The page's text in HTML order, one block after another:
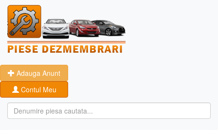
Adauga Anunt
Contul Meu